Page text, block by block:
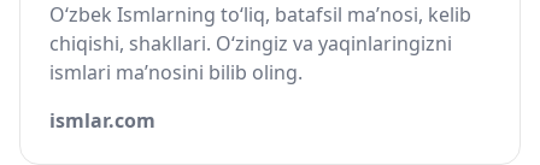
O‘zbek Ismlarning to‘liq, batafsil ma’nosi, kelib
chiqishi, shakllari. O‘zingiz va yaqinlaringizni
ismlari ma’nosini bilib oling.
ismlar.com